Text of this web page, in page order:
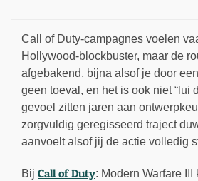
Call of Duty-campagnes voelen
Hollywood-blockbuster, maar de
afgebakend, bijna alsof je door
geen toeval, en het is ook niet “lui
gevoel zitten jaren aan
zorgvuldig geregisseerd traject
aanvoelt alsof jij de actie volledig
Bij Call of Duty: Modern Warfare